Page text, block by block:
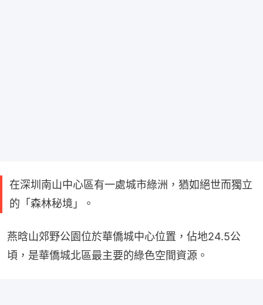
在深圳南山中心區有一處城市綠洲，猶如絕世而獨立
的「森林秘境」。
燕晗山郊野公園位於華僑城中心位置，佔地24.5公
頃，是華僑城北區最主要的綠色空間資源。